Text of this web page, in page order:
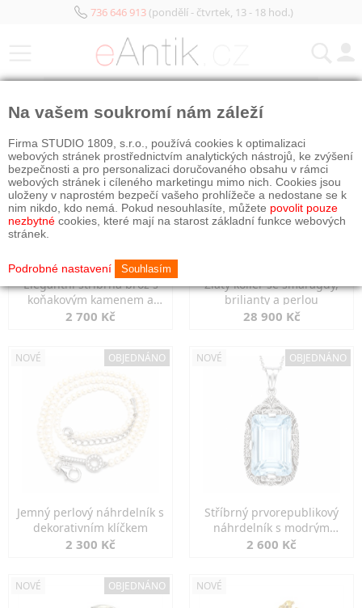
736 646 913(pondělí - čtvrtek, 13 - 18 hod.)
Elegantní stříbrná brož s
koňakovým kamenem a
markazity
2 700 Kč
Zlatý kolier se smaragdy,
brilianty a perlou
28 900 Kč
NOVÉ OBJEDNÁNO
Jemný perlový náhrdelník s
dekorativním klíčkem
2 300 Kč
NOVÉ OBJEDNÁNO
Stříbrný prvorepublikový
náhrdelník s modrým
spinelem
2 600 Kč
NOVÉ OBJEDNÁNO NOVÉ
Na vašem soukromí nám záleží
Firma STUDIO 1809, s.r.o., používá cookies k optimalizaci
webových stránek prostřednictvím analytických nástrojů, ke zvýšení
bezpečnosti a pro personalizaci doručovaného obsahu v rámci
webových stránek i cíleného marketingu mimo nich. Cookies jsou
uloženy v naprostém bezpečí vašeho prohlížeče a nedostane se k
nim nikdo, kdo nemá. Pokud nesouhlasíte, můžete povolit pouze
nezbytné cookies, které mají na starost základní funkce webových
stránek.
Podrobné nastavení Souhlasím